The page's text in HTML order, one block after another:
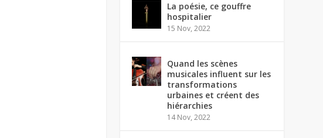
La poésie, ce gouffre
hospitalier
15 Nov, 2022
Quand les scènes
musicales influent sur les
transformations
urbaines et créent des
hiérarchies
14 Nov, 2022